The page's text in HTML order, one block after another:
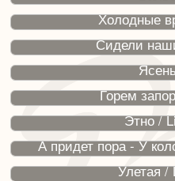
Холодные
Сидели
Горем
Этно /
А придет пора - У
Улетая /